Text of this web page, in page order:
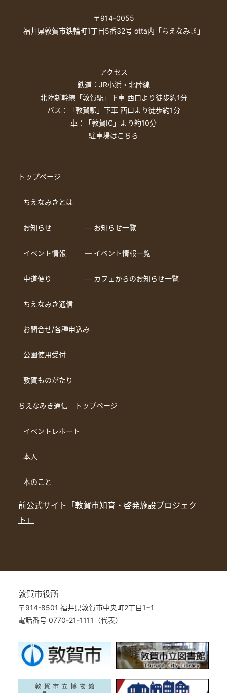
〒914-0055
福井県敦賀市鉄輪町1丁目5番32号 otta内「ちえなみき」
アクセス
鉄道：JR小浜・北陸線
北陸新幹線「敦賀駅」下車 西口より徒歩約1分
バス：「敦賀駅」下車 西口より徒歩約1分
車：「敦賀IC」より約10分
駐車場はこちら
トップページ
ちえなみきとは
お知らせ ― お知らせ一覧
イベント情報 ― イベント情報一覧
中道便り ― カフェからのお知らせ一覧
ちえなみき通信
お問合せ/各種申込み
公園使用受付
敦賀ものがたり
ちえなみき通信 トップページ
イベントレポート
本人
本のこと
前公式サイト 「敦賀市知育・啓発施設プロジェク
ト」
敦賀市役所
〒914-8501 福井県敦賀市中央町2丁目1−1
電話番号 0770-21-1111（代表）